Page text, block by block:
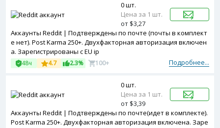
Аккаунты Reddit | Подтверждены по почте (почты в комплект
е нет). Post Karma 250+. Двухфакторная авторизация включен
а. Зарегистрированы с EU ip
Подробнее...
48ч 4.7 2.3% 100+
0 шт.
Цена за 1 шт.
от $3,27
Аккаунты Reddit | Подтверждены по почте(идет в комплекте).
Post Karma 250+. Двухфакторная авторизация включена. Заре
0 шт.
Цена за 1 шт.
от $3,39